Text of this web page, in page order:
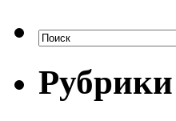
Рубрики